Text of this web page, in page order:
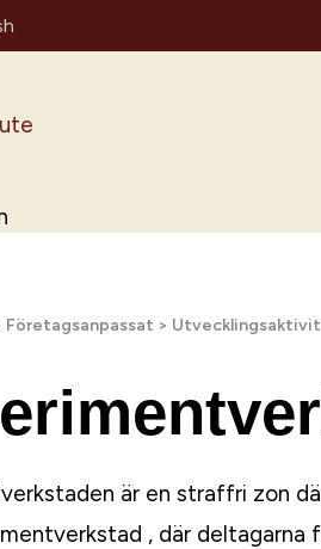
Företagsanpassat >
är en straffri zon
, där